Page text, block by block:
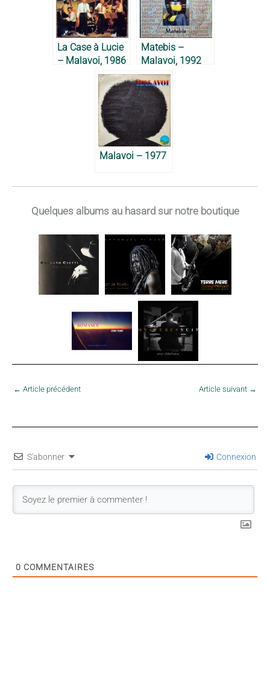
La Case à Lucie
– Malavoi, 1986
Matebis –
Malavoi, 1992
Malavoi – 1977
Quelques albums au hasard sur notre boutique
← Article précédent Article suivant →
S'abonner Connexion
0 COMMENTAIRES